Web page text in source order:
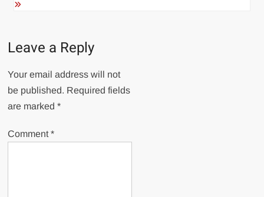
Leave a Reply
Your email address will not
be published. Required fields
are marked*
Comment*